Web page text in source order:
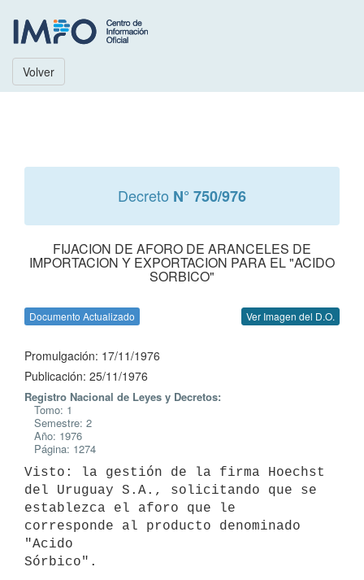
Volver
Decreto N° 750/976
FIJACION DE AFORO DE ARANCELES DE
IMPORTACION Y EXPORTACION PARA EL "ACIDO
SORBICO"
Documento Actualizado Ver Imagen del D.O.
Promulgación: 17/11/1976
Publicación: 25/11/1976
Registro Nacional de Leyes y Decretos:
Tomo: 1
Semestre: 2
Año: 1976
Página: 1274
Visto: la gestión de la firma Hoechst
del Uruguay S.A., solicitando que se
establezca el aforo que le
corresponde al producto denominado
"Acido
Sórbico".